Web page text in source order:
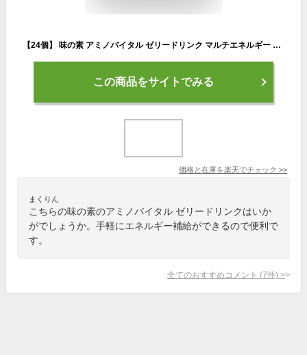
【24個】 味の素 アミノバイタル ゼリードリンク マルチエネルギー パウチ 180g×24個入 【北海道・沖縄・離島配送不可】
この商品をサイトでみる
価格と在庫を楽天でチェック >>
まくりん
こちらの味の素のアミノバイタル ゼリードリンクはいか
がでしょうか。手軽にエネルギー補給ができるので便利で
す。
全てのおすすめコメント (7件) >